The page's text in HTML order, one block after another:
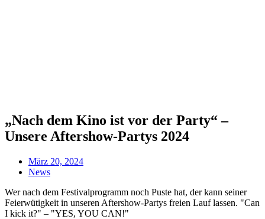
„Nach dem Kino ist vor der Party“ –
Unsere Aftershow-Partys 2024
März 20, 2024
News
Wer nach dem Festivalprogramm noch Puste hat, der kann seiner
Feierwütigkeit in unseren Aftershow-Partys freien Lauf lassen. "Can
I kick it?" – "YES, YOU CAN!"